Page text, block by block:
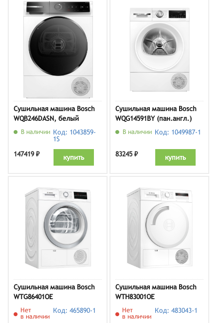
Сушильная машина Bosch
WQB246DASN, белый
В наличии Код: 1043859-
1S
147419 ₽
купить
Сушильная машина Bosch
WQG14591BY (пан.англ.)
В наличии Код: 1049987-1
83245 ₽ купить
Сушильная машина Bosch
WTG86401OE
Нет
в наличии
Код: 465890-1
Сушильная машина Bosch
WTH83001OE
Нет
в наличии
Код: 483043-1